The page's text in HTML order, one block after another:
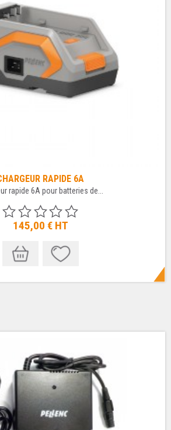
RAPIDE 6A
rapide 6A pour batteries de...
145,00 € HT